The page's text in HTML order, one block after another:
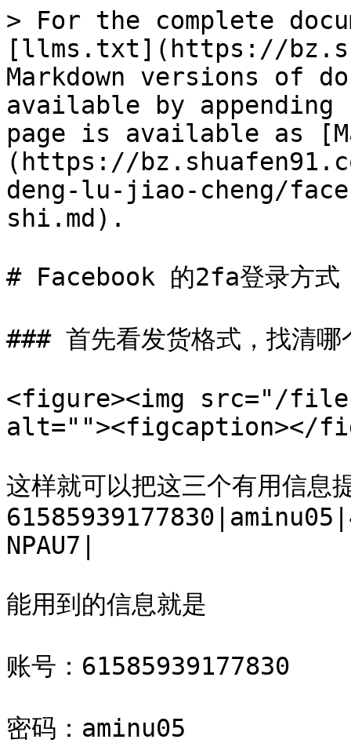
> For the complete
[llms.txt](https://
Markdown versions of
available by
page is available as
(https://
deng-lu-jiao-cheng/
shi.md).
# Facebook 的2fa登录方式
### 首先看发货格式，找清
<figure><img src="/
alt=""><figcaption></
这样就可以把这三个有用信息
NPAU7|
能用到的信息就是
账号：61585939177830
密码：aminu05